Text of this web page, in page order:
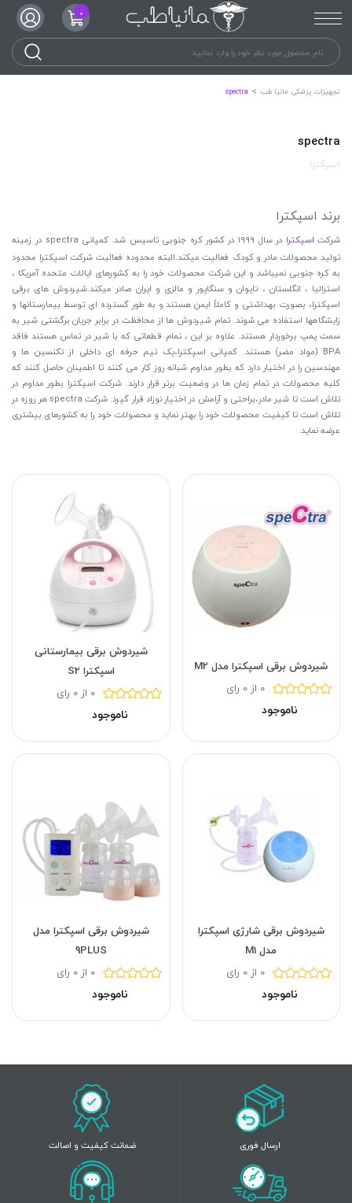
0
تجهیزات پزشکی مانیا طب spectra
spectra
اسپکترا
برند اسپکترا
شرکت اسپکترا
در سال 1999 در کشور کره جنوبی تاسیس شد. کمپانی spectra در زمینه
تولید محصولات مادر و کودک فعالیت میکند.البته محدوده فعالیت شرکت اسپکترا محدود
به کره جنوبی نمیباشد و این شرکت محصولات خود را به کشورهای ایالات متحده آمریکا ،
استرالیا ، انگلستان ، تایوان و سنگاپور و مالزی و ایران صادر میکند.شیردوش های برقی
اسپکترا، بصورت بهداشتی و کاملاً ایمن هستند و به طور گسترده ای توسط بیمارستانها و
زایشگاهها استفاده می شوند. تمام شیردوش ها از محافظت در برابر جریان برگشتی شیر به
سمت پمپ برخوردار هستند. علاوه بر این ، تمام قطعاتی که با شیر در تماس هستند فاقد
BPA (مواد مضر) هستند. کمپانی اسپکترا،یک تیم حرفه ای داخلی از تکنسین ها و
مهندسین را در اختیار دارد که بطور مداوم شبانه روز کار می کنند تا اطمینان حاصل کنند که
کلیه محصولات در تمام زمان ها در وضعیت برتر قرار دارند. شرکت اسپکترا بطور مداوم در
تلاش است تا شیر مادر،براحتی و آرامش در اختیار نوزاد قرار گیرد. شرکت spectra هر روزه در
تلاش است تا کیفیت محصولات خود را بهتر نماید و محصولات خود را به کشورهای بیشتری
عرضه نماید.
شیردوش برقی اسپکترا مدل M2
0 از 0 رای
ناموجود
شیردوش برقی بیمارستانی
اسپکترا S2
0 از 0 رای
ناموجود
شیردوش برقی شارژی اسپکترا
مدل M1
0 از 0 رای
ناموجود
شیردوش برقی اسپکترا مدل
9PLUS
0 از 0 رای
ناموجود
ارسال فوری ضمانت کیفیت و اصالت